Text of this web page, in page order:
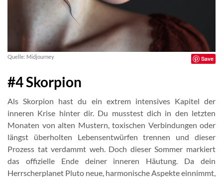
Quelle: Midjourney Save
#4 Skorpion
Als Skorpion hast du ein extrem intensives Kapitel der
inneren Krise hinter dir. Du musstest dich in den letzten
Monaten von alten Mustern, toxischen Verbindungen oder
längst überholten Lebensentwürfen trennen und dieser
Prozess tat verdammt weh. Doch dieser Sommer markiert
das offizielle Ende deiner inneren Häutung. Da dein
Herrscherplanet Pluto neue, harmonische Aspekte einnimmt,